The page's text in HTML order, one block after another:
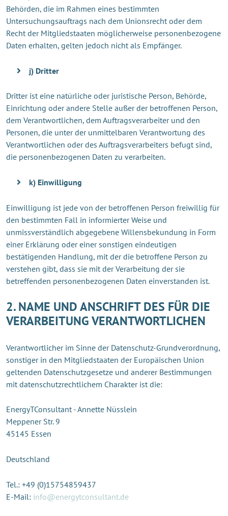
Behörden, die im Rahmen eines bestimmten
Untersuchungsauftrags nach dem Unionsrecht oder dem
Recht der Mitgliedstaaten möglicherweise personenbezogene
Daten erhalten, gelten jedoch nicht als Empfänger.
j) Dritter
Dritter ist eine natürliche oder juristische Person, Behörde,
Einrichtung oder andere Stelle außer der betroffenen Person,
dem Verantwortlichen, dem Auftragsverarbeiter und den
Personen, die unter der unmittelbaren Verantwortung des
Verantwortlichen oder des Auftragsverarbeiters befugt sind,
die personenbezogenen Daten zu verarbeiten.
k) Einwilligung
Einwilligung ist jede von der betroffenen Person freiwillig für
den bestimmten Fall in informierter Weise und
unmissverständlich abgegebene Willensbekundung in Form
einer Erklärung oder einer sonstigen eindeutigen
bestätigenden Handlung, mit der die betroffene Person zu
verstehen gibt, dass sie mit der Verarbeitung der sie
betreffenden personenbezogenen Daten einverstanden ist.
2. NAME UND ANSCHRIFT DES FÜR DIE
VERARBEITUNG VERANTWORTLICHEN
Verantwortlicher im Sinne der Datenschutz-Grundverordnung,
sonstiger in den Mitgliedstaaten der Europäischen Union
geltenden Datenschutzgesetze und anderer Bestimmungen
mit datenschutzrechtlichem Charakter ist die:
EnergyTConsultant - Annette Nüsslein
Meppener Str. 9
45145 Essen
Deutschland
Tel.: +49 (0)15754859437
E-Mail: info@energytconsultant.de